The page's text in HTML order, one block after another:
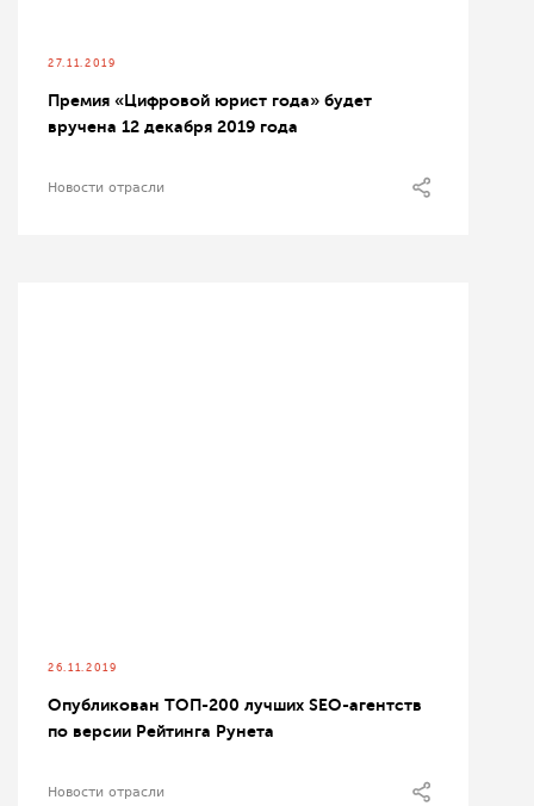
27.11.2019
Премия «Цифровой юрист года» будет
вручена 12 декабря 2019 года
Новости отрасли
26.11.2019
Опубликован ТОП-200 лучших SEO-агентств
по версии Рейтинга Рунета
Новости отрасли